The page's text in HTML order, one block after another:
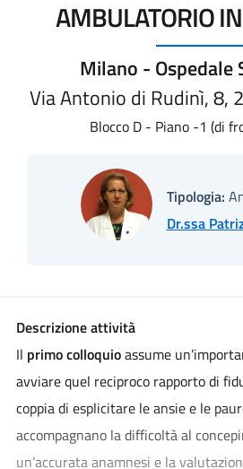
AMBULATORIO
Milano - Ospedale
Via Antonio di Rudinì, 8,
Blocco D - Piano -1 (di
Tipologia:
Dr.ssa
Descrizione attività
Il primo colloquioassume
avviare quel reciproco rapporto di
coppia di esplicitare le ansie e le
accompagnano la difficoltà al
un’accurata anamnesi e la